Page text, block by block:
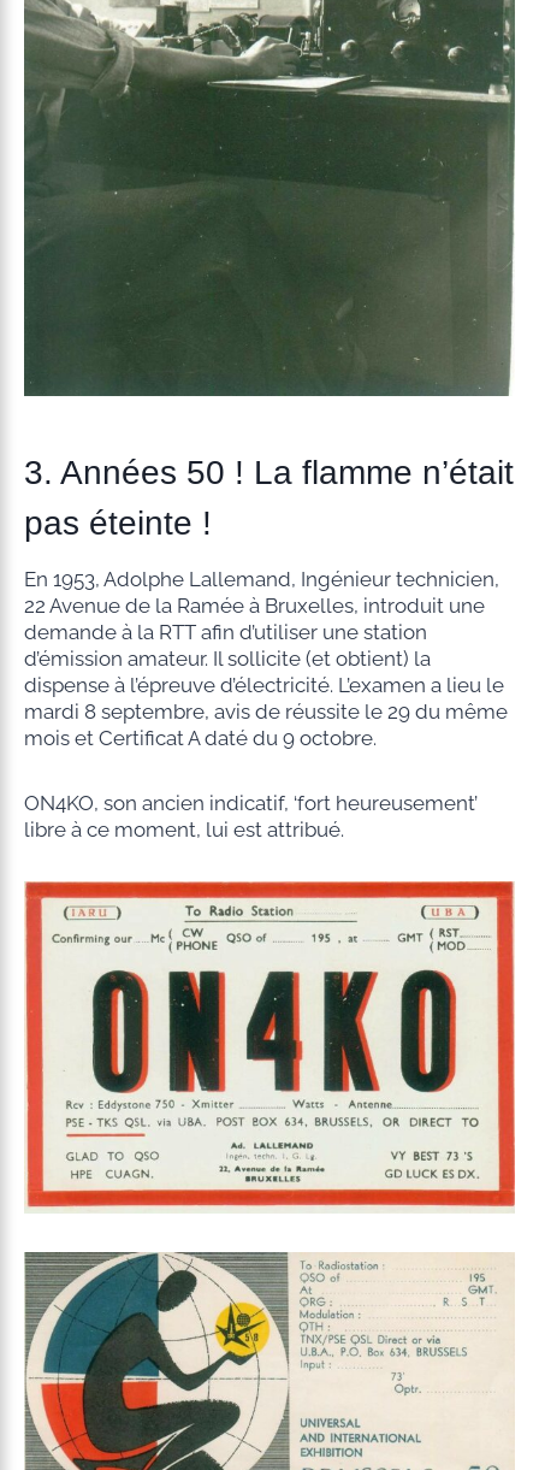
3. Années 50 ! La flamme n’était
pas éteinte !
En 1953, Adolphe Lallemand, Ingénieur technicien,
22 Avenue de la Ramée à Bruxelles, introduit une
demande à la RTT afin d’utiliser une station
d’émission amateur. Il sollicite (et obtient) la
dispense à l’épreuve d’électricité. L’examen a lieu le
mardi 8 septembre, avis de réussite le 29 du même
mois et Certificat A daté du 9 octobre.
ON4KO, son ancien indicatif, ‘fort heureusement’
libre à ce moment, lui est attribué.